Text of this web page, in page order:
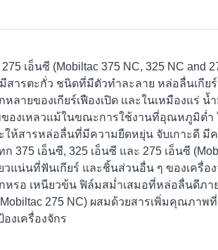
เอ็นซี (Mobiltac 375 NC, 325 NC and
ารตะกั่ว ชนิดที่มีตัวทำละลาย หล่อลื่นเกียร์
ายของเกียร์เฟืองเปิด และในเหมืองแร่ น้
องเหลวแม้ในขณะการใช้งานที่อุณหภูมิต่
ให้สารหล่อลื่นที่มีความยืดหยุ่น จับเกาะดี มี
เอ็นซี, 325 เอ็นซี และ 275 เอ็นซี
วแน่นที่ฟันเกียร์ และชิ้นส่วนอื่น ๆ ของเครื่อ
หรอ เหนียวข้น ฟิล์มสม่ำเสมอที่หล่อลื่นดีภา
275 NC) ผสมด้วยสารเพิ่มคุณภาพ
งเครื่องจักร